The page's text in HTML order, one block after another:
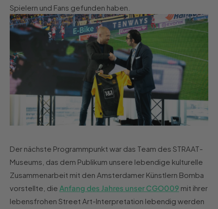
Spielern und Fans gefunden haben.
Der nächste Programmpunkt war das Team des STRAAT-
Museums, das dem Publikum unsere lebendige kulturelle
Zusammenarbeit mit den Amsterdamer Künstlern Bomba
vorstellte, die Anfang des Jahres unser CGO009 mit ihrer
lebensfrohen Street Art-Interpretation lebendig werden